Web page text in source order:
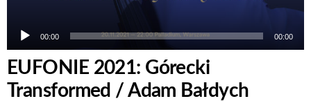
00:00 00:00
EUFONIE 2021: Górecki
Transformed / Adam Bałdych